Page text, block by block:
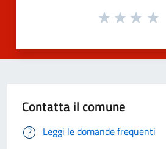
Contatta il comune
Leggi le domande frequenti